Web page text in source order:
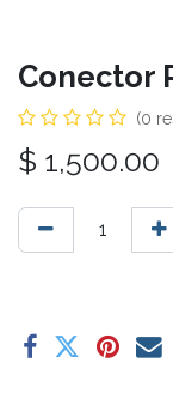
Conector
(0
$ 1,500.00